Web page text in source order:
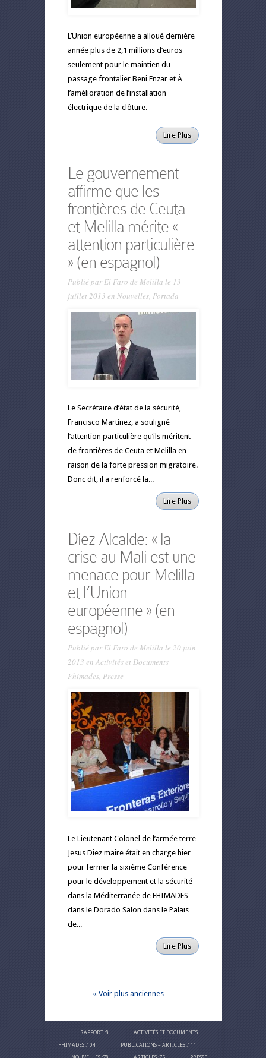
L’Union européenne a alloué dernière
année plus de 2,1 millions d’euros
seulement pour le maintien du
passage frontalier Beni Enzar et À
l’amélioration de l’installation
électrique de la clôture.
Lire Plus
Le gouvernement
affirme que les
frontières de Ceuta
et Melilla mérite «
attention particulière
» (en espagnol)
Publié parEl Faro de Melilla le 13
juillet 2013 en Nouvelles, Portada
Le Secrétaire d’état de la sécurité,
Francisco Martínez, a souligné
l’attention particulière qu’ils méritent
de frontières de Ceuta et Melilla en
raison de la forte pression migratoire.
Donc dit, il a renforcé la...
Lire Plus
Díez Alcalde: « la
crise au Mali est une
menace pour Melilla
et l’Union
européenne » (en
espagnol)
Publié parEl Faro de Melilla le 20 juin
2013 en Activités et Documents
Fhimades, Presse
Le Lieutenant Colonel de l’armée terre
Jesus Diez maire était en charge hier
pour fermer la sixième Conférence
pour le développement et la sécurité
dans la Méditerranée de FHIMADES
dans le Dorado Salon dans le Palais
de...
Lire Plus
« Voir plus anciennes
RAPPORT :8 ACTIVITÉS ET DOCUMENTS
FHIMADES:104 PUBLICATIONS – ARTICLES:111